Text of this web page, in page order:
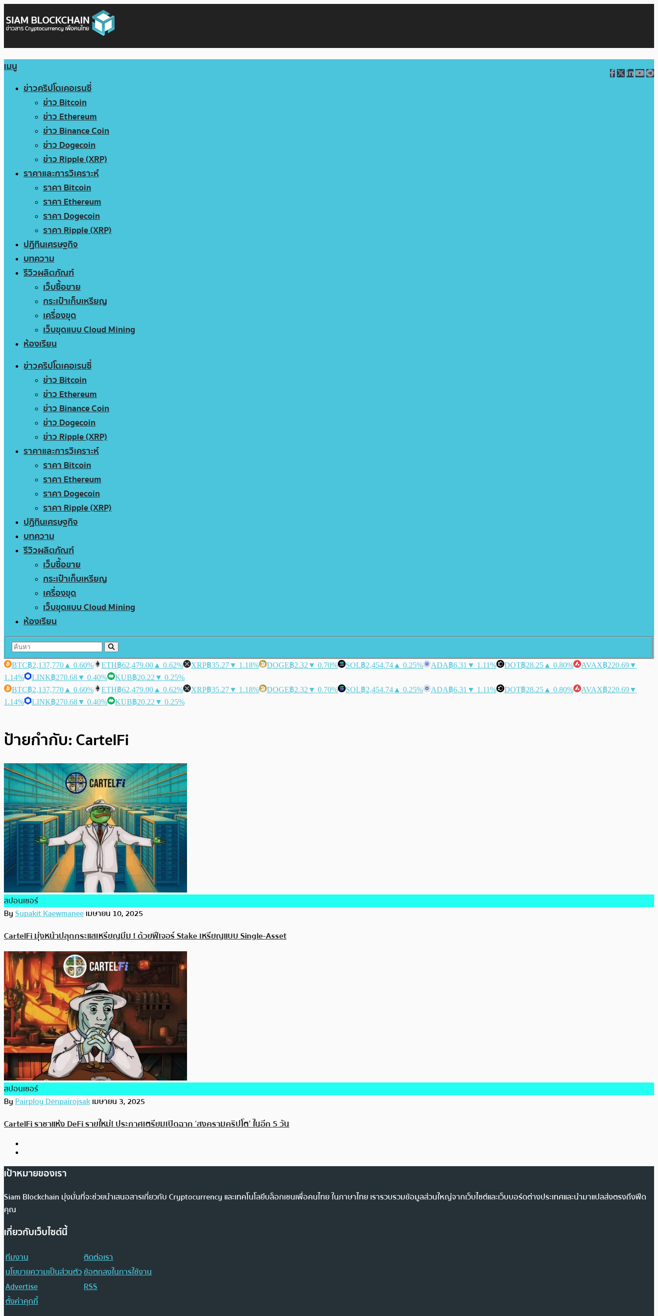
เมนู
ข่าวคริปโตเคอเรนซี่
ข่าว Bitcoin
ข่าว Ethereum
ข่าว Binance Coin
ข่าว Dogecoin
ข่าว Ripple (XRP)
ราคาและการวิเคราะห์
ราคา Bitcoin
ราคา Ethereum
ราคา Dogecoin
ราคา Ripple (XRP)
ปฏิทินเศรษฐกิจ
บทความ
รีวิวผลิตภัณฑ์
เว็บซื้อขาย
กระเป๋าเก็บเหรียญ
เครื่องขุด
เว็บขุดแบบ Cloud Mining
ห้องเรียน
ข่าวคริปโตเคอเรนซี่
ข่าว Bitcoin
ข่าว Ethereum
ข่าว Binance Coin
ข่าว Dogecoin
ข่าว Ripple (XRP)
ราคาและการวิเคราะห์
ราคา Bitcoin
ราคา Ethereum
ราคา Dogecoin
ราคา Ripple (XRP)
ปฏิทินเศรษฐกิจ
บทความ
รีวิวผลิตภัณฑ์
เว็บซื้อขาย
กระเป๋าเก็บเหรียญ
เครื่องขุด
เว็บขุดแบบ Cloud Mining
ห้องเรียน
BTC฿2,137,770 ▲ 0.60% ETH฿62,479.00 ▲ 0.62% XRP฿35.27▼ 1.18% DOGE฿2.32 ▼ 0.70% SOL฿2,454.74 ▲ 0.25% ADA฿6.31 ▼ 1.11% DOT฿28.25 ▲ 0.80% AVAX฿220.69▼
1.14%
LINK฿270.68▼ 0.40% KUB฿20.22 ▼ 0.25%
BTC฿2,137,770 ▲ 0.60% ETH฿62,479.00 ▲ 0.62% XRP฿35.27▼ 1.18% DOGE฿2.32 ▼ 0.70% SOL฿2,454.74 ▲ 0.25% ADA฿6.31 ▼ 1.11% DOT฿28.25 ▲ 0.80% AVAX฿220.69▼
1.14%
LINK฿270.68▼ 0.40% KUB฿20.22 ▼ 0.25%
ป้ายกำกับ: CartelFi
สปอนเซอร์
BySupakit Kaewmaneeเมษายน 10, 2025
CartelFi มุ่งหน้าปลุกกระแสเหรียญมีม ! ด้วยฟีเจอร์ Stake เหรียญแบบ Single-Asset
สปอนเซอร์
ByPairploy Denpairojsakเมษายน 3, 2025
CartelFi ราชาแห่ง DeFi รายใหม่! ประกาศเตรียมเปิดฉาก ‘สงครามคริปโต’ ในอีก 5 วัน
เป้าหมายของเรา
Siam Blockchain มุ่งมั่นที่จะช่วยนำเสนอสารเกี่ยวกับ Cryptocurrency และเทคโนโลยีบล็อกเชนเพื่อคนไทย ในภาษาไทย เรารวบรวมข้อมูลส่วนใหญ่จากเว็บไซต์และเว็บบอร์ดต่างประเทศและนำมาแปลส่งตรงถึงฟีด
คุณ
เกี่ยวกับเว็บไซต์นี้
ทีมงาน
ติดต่อเรา
นโยบายความเป็นส่วนตัวข้อตกลงในการใช้งาน
Advertise
RSS
ตั้งค่าคุกกี้